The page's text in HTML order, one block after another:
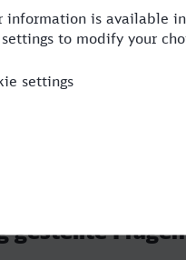
05:19
gestellte Fragen